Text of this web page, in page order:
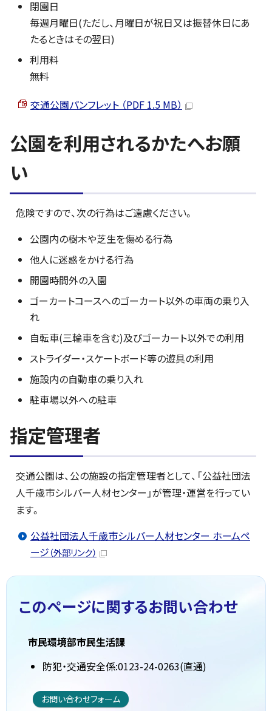
閉園日
毎週月曜日(ただし、月曜日が祝日又は振替休日にあ
たるときはその翌日)
利用料
無料
交通公園パンフレット （PDF 1.5 MB）
公園を利用されるかたへお願
い
危険ですので、次の行為はご遠慮ください。
公園内の樹木や芝生を傷める行為
他人に迷惑をかける行為
開園時間外の入園
ゴーカートコースへのゴーカート以外の車両の乗り入
れ
自転車(三輪車を含む)及びゴーカート以外での利用
ストライダー・スケートボード等の遊具の利用
施設内の自動車の乗り入れ
駐車場以外への駐車
指定管理者
交通公園は、公の施設の指定管理者として、「公益社団法
人千歳市シルバー人材センター」が管理・運営を行ってい
ます。
公益社団法人千歳市シルバー人材センター ホームペ
ージ（外部リンク）
このページに関するお問い合わせ
市民環境部市民生活課
防犯・交通安全係:0123-24-0263(直通)
お問い合わせフォーム